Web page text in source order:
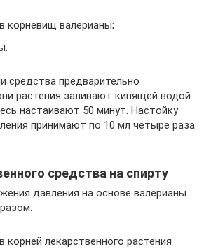
корневищ валерианы;
средства предварительно
растения заливают кипящей водой.
настаивают 50 минут. Настойку
принимают по 10 мл четыре раза
средства на спирту
давления на основе валерианы
корней лекарственного растения